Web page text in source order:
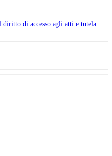
di accesso agli atti e tutela